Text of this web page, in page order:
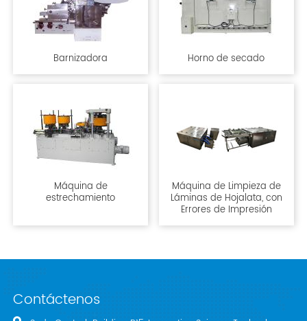
Barnizadora Horno de secado
Máquina de
estrechamiento
Máquina de Limpieza de
Láminas de Hojalata, con
Errores de Impresión
Contáctenos